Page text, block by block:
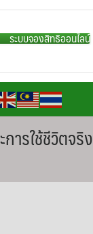
ระบบจองสิทธิออนไลน์
รใช้ชีวิตจริง